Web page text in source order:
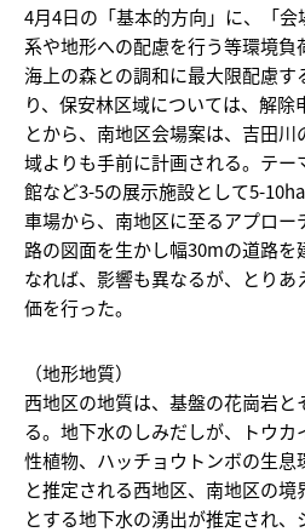
4月4日の「基本的方向」に、「
系や地形への配慮を行う等環境負
海上の森との調和に最大限配慮
り、保安林区域については、解除
とから、南地区会場案は、吉田
域よりも手前に計画される。テ
館など3-5の展示施設として5-
車場から、南地区に至るアプロ
路の図面を生かし幅30mの道路
なれば、影響も異なるが、とり
価を行った。
（地形地質）
西地区の地質は、基盤の花崗岩
る。地下水のしみだしが、トウ
性植物、ハッチョウトンボの生
と推定される西地区、南地区の
とする地下水の湧出が推定され